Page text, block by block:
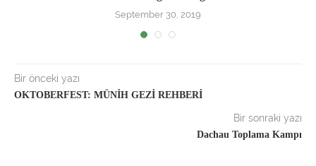
September 30, 2019
Bir önceki yazı
OKTOBERFEST: MÜNİH GEZİ REHBERİ
Bir sonraki yazı
Dachau Toplama Kampı